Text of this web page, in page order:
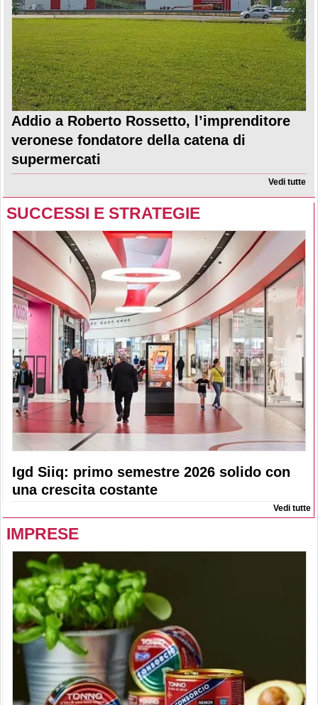
Addio a Roberto Rossetto, l’imprenditore
veronese fondatore della catena di
supermercati
Vedi tutte
SUCCESSI E STRATEGIE
Igd Siiq: primo semestre 2026 solido con
una crescita costante
Vedi tutte
IMPRESE